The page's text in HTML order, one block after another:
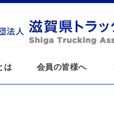
は 会員の皆様へ